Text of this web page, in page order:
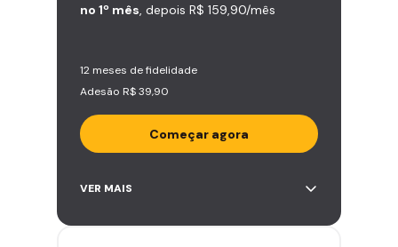
no 1º mês, depois R$ 159,90/mês
12 meses de fidelidade
Adesão R$ 39,90
Começar agora
Acesso ilimitado a +2.000
Leve 5 amigos por mês para
VER MAIS